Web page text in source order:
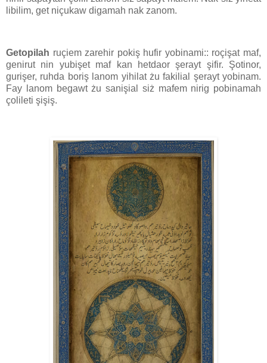
libilim, get niçukaw digamah nak zanom.
Getopilah ruçiem zarehir pokiş hufir yobinami:: roçişat maf,
genirut nin yubişet maf kan hetdaor şerayt şifir. Şotinor,
gurişer, ruhda boriş lanom yihilat żu fakilial şerayt yobinam.
Fay lanom begawt żu sanişial siż mafem nirig pobinamah
çolileti şişiş.